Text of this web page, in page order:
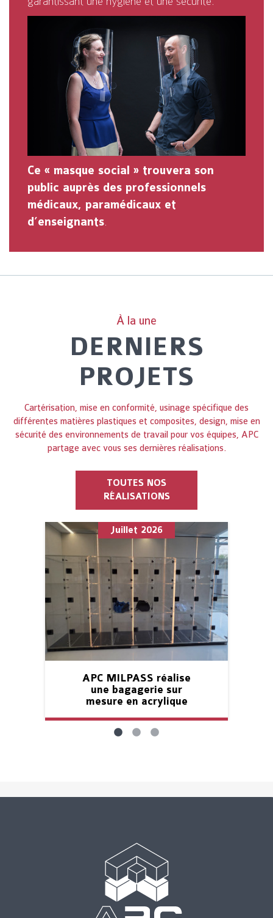
Ce « masque social » trouvera son
public auprès des professionnels
médicaux, paramédicaux et
d’enseignants.
À la une
DERNIERS
PROJETS
Cartérisation, mise en conformité, usinage spécifique des
différentes matières plastiques et composites, design, mise en
sécurité des environnements de travail pour vos équipes, APC
partage avec vous ses dernières réalisations.
TOUTES NOS
RÉALISATIONS
Juillet 2026
APC MILPASS réalise
une bagagerie sur
mesure en acrylique